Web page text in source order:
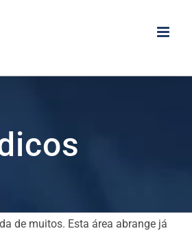
de muitos. Esta área abrange já